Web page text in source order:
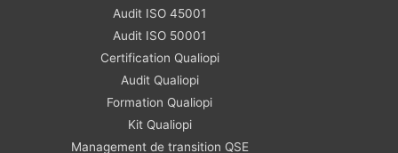
Audit ISO 45001
Audit ISO 50001
Certification Qualiopi
Audit Qualiopi
Formation Qualiopi
Kit Qualiopi
Management de transition QSE